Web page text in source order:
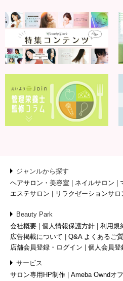
ジャンルから探す
ヘアサロン・美容室
ネイルサロン
エステサロン
リラクゼーションサロ
Beauty Park
会社概要
個人情報保護方針 利用規
広告掲載について
Q&A よくあるご
店舗会員登録・ログイン
個人会員登
サービス
サロン専用HP制作
Ameba Owndオ